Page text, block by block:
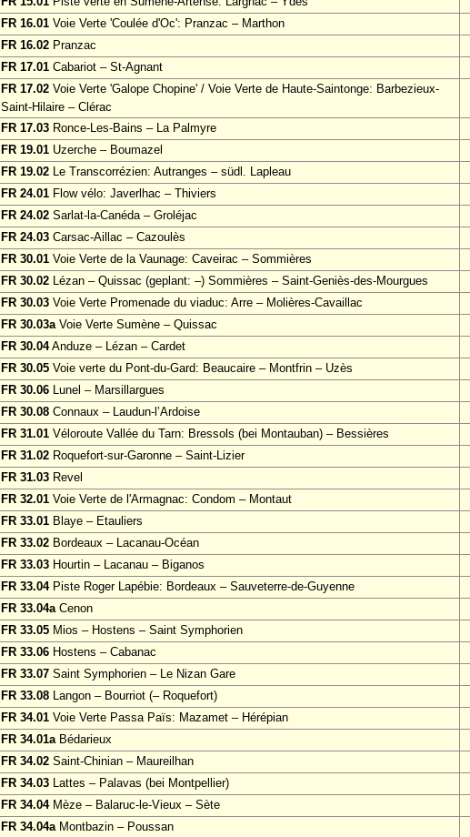
FR 16.01 Voie Verte 'Coulée d'Oc': Pranzac – Marthon
FR 16.02 Pranzac
FR 17.01 Cabariot – St-Agnant
FR 17.02 Voie Verte 'Galope Chopine' / Voie Verte de Haute-Saintonge: Barbezieux-
Saint-Hilaire – Clérac
FR 17.03 Ronce-Les-Bains – La Palmyre
FR 19.01 Uzerche – Boumazel
FR 19.02 Le Transcorrézien: Autranges – südl. Lapleau
FR 24.01 Flow vélo: Javerlhac – Thiviers
FR 24.02 Sarlat-la-Canéda – Groléjac
FR 24.03 Carsac-Aillac – Cazoulès
FR 30.01 Voie Verte de la Vaunage: Caveirac – Sommières
FR 30.02 Lézan – Quissac (geplant: –) Sommières – Saint-Geniès-des-Mourgues
FR 30.03 Voie Verte Promenade du viaduc: Arre – Molières-Cavaillac
FR 30.03aVoie Verte Sumène – Quissac
FR 30.04Anduze – Lézan – Cardet
FR 30.05 Voie verte du Pont-du-Gard: Beaucaire – Montfrin – Uzès
FR 30.06 Lunel – Marsillargues
FR 30.08 Connaux – Laudun-l’Ardoise
FR 31.01 Véloroute Vallée du Tarn: Bressols (bei Montauban) – Bessières
FR 31.02 Roquefort-sur-Garonne – Saint-Lizier
FR 31.03 Revel
FR 32.01 Voie Verte de l'Armagnac: Condom – Montaut
FR 33.01 Blaye – Etauliers
FR 33.02 Bordeaux – Lacanau-Océan
FR 33.03 Hourtin – Lacanau – Biganos
FR 33.04Piste Roger Lapébie: Bordeaux – Sauveterre-de-Guyenne
FR 33.04aCenon
FR 33.05 Mios – Hostens – Saint Symphorien
FR 33.06 Hostens – Cabanac
FR 33.07 Saint Symphorien – Le Nizan Gare
FR 33.08 Langon – Bourriot (– Roquefort)
FR 34.01 Voie Verte Passa Païs: Mazamet – Hérépian
FR 34.01aBédarieux
FR 34.02 Saint-Chinian – Maureilhan
FR 34.03 Lattes – Palavas (bei Montpellier)
FR 34.04Mèze – Balaruc-le-Vieux – Sète
FR 34.04aMontbazin – Poussan